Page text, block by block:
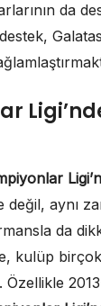
da
değil, aynı
da
kulüp
Özellikle